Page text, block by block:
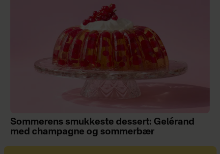
Sommerens smukkeste dessert: Gelérand
med champagne og sommerbær